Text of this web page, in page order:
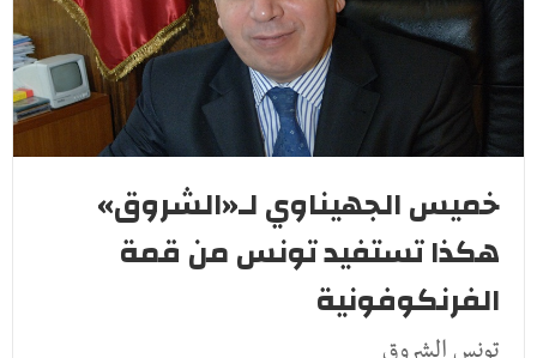
خميس الجهيناوي لـ«الشروق»
هكذا تستفيد تونس من قمة
الفرنكوفونية